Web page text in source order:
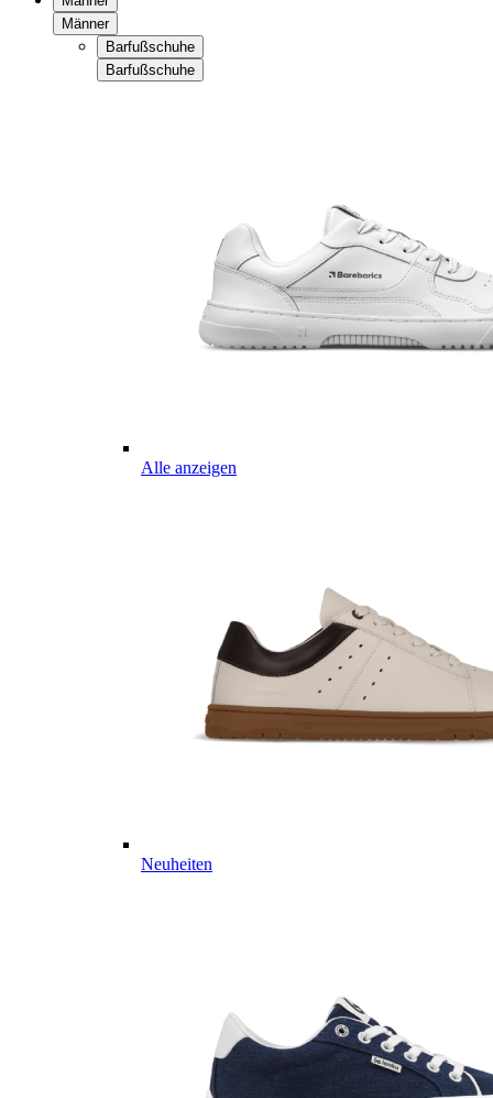
Männer
Barfußschuhe
Barfußschuhe
Alle anzeigen
Neuheiten